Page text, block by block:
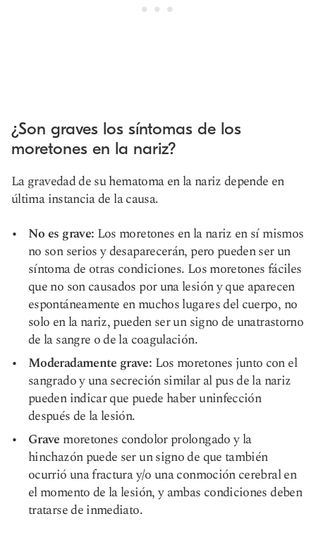
¿Son graves los síntomas de los
moretones en la nariz?
La gravedad de su hematoma en la nariz depende en
última instancia de la causa.
No es grave: Los moretones en la nariz en sí mismos
no son serios y desaparecerán, pero pueden ser un
síntoma de otras condiciones. Los moretones fáciles
que no son causados por una lesión y que aparecen
espontáneamente en muchos lugares del cuerpo, no
solo en la nariz, pueden ser un signo de unatrastorno
de la sangre o de la coagulación.
Moderadamente grave: Los moretones junto con el
sangrado y una secreción similar al pus de la nariz
pueden indicar que puede haber uninfección
después de la lesión.
Grave moretones condolor prolongadoy la
hinchazón puede ser un signo de que también
ocurrió una fractura y/o una conmoción cerebral en
el momento de la lesión, y ambas condiciones deben
tratarse de inmediato.